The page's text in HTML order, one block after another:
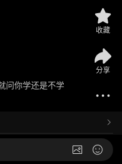
问你学还是不学
收藏
分享